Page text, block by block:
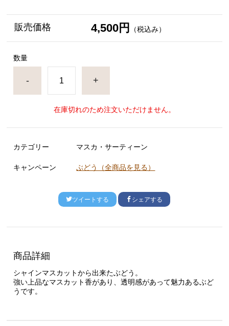
販売価格 4,500円 （税込み）
数量
- +
在庫切れのため注文いただけません。
カテゴリー マスカ・サーティーン
キャンペーン ぶどう（全商品を見る）
ツイートする シェアする
商品詳細
シャインマスカットから出来たぶどう。
強い上品なマスカット香があり、透明感があって魅力あるぶど
うです。